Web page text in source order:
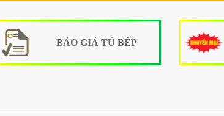
BÁO GIÁ TỦ BẾP